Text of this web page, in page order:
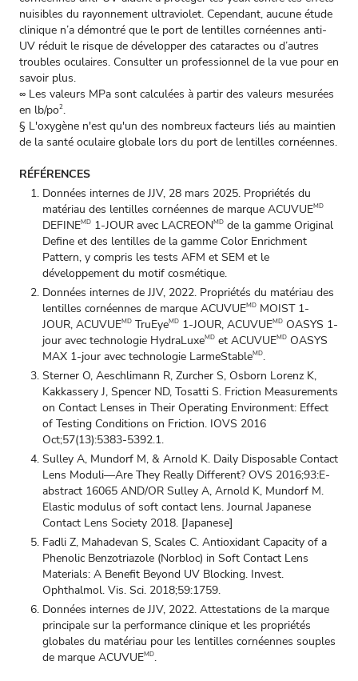
nuisibles du rayonnement ultraviolet. Cependant, aucune étude
clinique n’a démontré que le port de lentilles cornéennes anti-
UV réduit le risque de développer des cataractes ou d’autres
troubles oculaires. Consulter un professionnel de la vue pour en
savoir plus.
∞ Les valeurs MPa sont calculées à partir des valeurs mesurées
en lb/po2.
§ L'oxygène n'est qu'un des nombreux facteurs liés au maintien
de la santé oculaire globale lors du port de lentilles cornéennes.
RÉFÉRENCES
Données internes de JJV, 28 mars 2025. Propriétés du
matériau des lentilles cornéennes de marque ACUVUEMD
DEFINEMD 1-JOUR avec LACREONMD de la gamme Original
Define et des lentilles de la gamme Color Enrichment
Pattern, y compris les tests AFM et SEM et le
développement du motif cosmétique.
Données internes de JJV, 2022. Propriétés du matériau des
lentilles cornéennes de marque ACUVUEMD MOIST 1-
JOUR, ACUVUEMD TruEyeMD 1-JOUR, ACUVUEMD OASYS 1-
jour avec technologie HydraLuxeMD et ACUVUEMD OASYS
MAX 1-jour avec technologie LarmeStableMD.
Sterner O, Aeschlimann R, Zurcher S, Osborn Lorenz K,
Kakkassery J, Spencer ND, Tosatti S. Friction Measurements
on Contact Lenses in Their Operating Environment: Effect
of Testing Conditions on Friction. IOVS 2016
Oct;57(13):5383-5392.1.
Sulley A, Mundorf M, & Arnold K. Daily Disposable Contact
Lens Moduli—Are They Really Different? OVS 2016;93:E-
abstract 16065 AND/OR Sulley A, Arnold K, Mundorf M.
Elastic modulus of soft contact lens. Journal Japanese
Contact Lens Society 2018. [Japanese]
Fadli Z, Mahadevan S, Scales C. Antioxidant Capacity of a
Phenolic Benzotriazole (Norbloc) in Soft Contact Lens
Materials: A Benefit Beyond UV Blocking. Invest.
Ophthalmol. Vis. Sci. 2018;59:1759.
Données internes de JJV, 2022. Attestations de la marque
principale sur la performance clinique et les propriétés
globales du matériau pour les lentilles cornéennes souples
de marque ACUVUEMD.